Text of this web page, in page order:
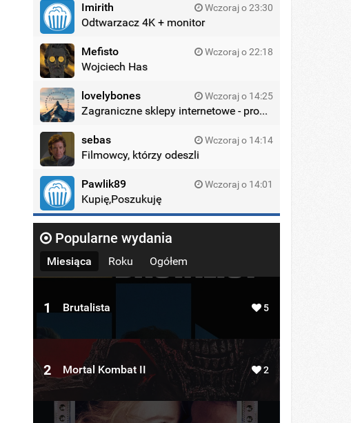
Imirith Wczoraj o 23:30
Odtwarzacz 4K + monitor
Mefisto Wczoraj o 22:18
Wojciech Has
lovelybones Wczoraj o 14:25
Zagraniczne sklepy internetowe - promocje
sebas Wczoraj o 14:14
Filmowcy, którzy odeszli
Pawlik89 Wczoraj o 14:01
Kupię,Poszukuję
Popularne wydania
Miesiąca Roku Ogółem
1 Brutalista 5
2 Mortal Kombat II 2